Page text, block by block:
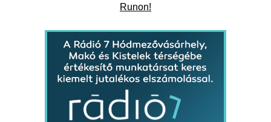
Runon!